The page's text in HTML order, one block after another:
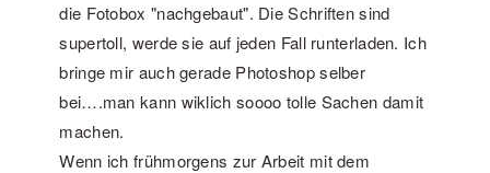
die Fotobox "nachgebaut". Die Schriften sind
supertoll, werde sie auf jeden Fall runterladen. Ich
bringe mir auch gerade Photoshop selber
bei….man kann wiklich soooo tolle Sachen damit
machen.
Wenn ich frühmorgens zur Arbeit mit dem